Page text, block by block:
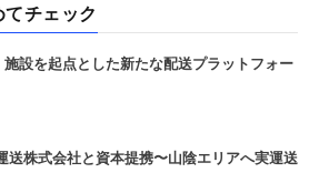
チェック
設を起点とした新たな配送プラットフォー
株式会社と資本提携〜山陰エリアへ実運送